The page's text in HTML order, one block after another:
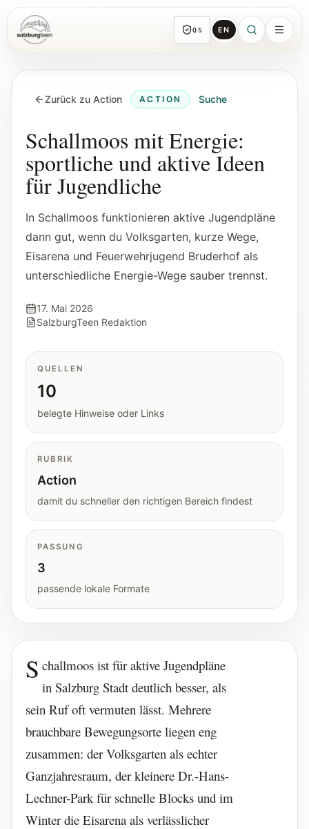
SalzburgTeen QS EN
Alle Themen-Rubriken mit repräsentativen
Suche
Von jeder Seite direkt zur nächsten
brauchbaren Spur.
Kalender
Jugendrelevante Termine, Schnupperstunden
und geprüfte Einreichungen.
Tools
Orientierungshilfen.
Hilfe
Unterstützung, Elternfragen und offizielle
Was neu, geprüft oder erweitert wurde.
Zurück zu Action ACTION Suche
Schallmoos mit Energie:
sportliche und aktive Ideen
für Jugendliche
In Schallmoos funktionieren aktive Jugendpläne
dann gut, wenn du Volksgarten, kurze Wege,
Eisarena und Feuerwehrjugend Bruderhof als
unterschiedliche Energie-Wege sauber trennst.
17. Mai 2026
SalzburgTeen Redaktion
QUELLEN
10
belegte Hinweise oder Links
RUBRIK
Action
damit du schneller den richtigen Bereich findest
PASSUNG
3
passende lokale Formate
S challmoos ist für aktive Jugendpläne
in Salzburg Stadt deutlich besser, als
sein Ruf oft vermuten lässt. Mehrere
brauchbare Bewegungsorte liegen eng
zusammen: der Volksgarten als echter
Ganzjahresraum, der kleinere Dr.-Hans-
Lechner-Park für schnelle Blocks und im
Winter die Eisarena als verlässlicher